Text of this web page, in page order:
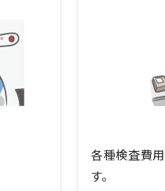
各種検査費
す。